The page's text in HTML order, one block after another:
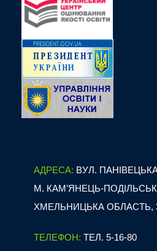
АДРЕСА: ВУЛ.
М. КАМ’ЯНЕЦЬ-
ХМЕЛЬНИЦЬКА ОБЛАСТЬ,
ТЕЛЕФОН: ТЕЛ. 5-16-80